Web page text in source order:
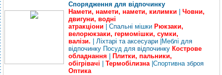
Спорядження для відпочинку
Намети, намети, намети, килимки
Човни,
двигуни, водні
атракціони
Спальні мішки Рюкзаки,
велорюкзаки, гермомішки, сумки,
валізи.
Ліхтарі та аксесуари Меблі для
відпочинку Посуд для відпочинку Кострове
обладнання
Плитки, пальники,
обігрівачі
Термобілизна| Спортивназброя
Оптика